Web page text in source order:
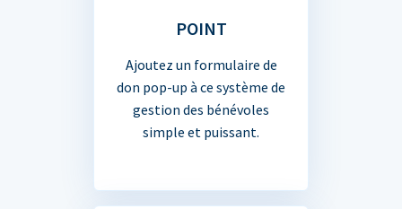
POINT
Ajoutez un formulaire de
don pop-up à ce système de
gestion des bénévoles
simple et puissant.